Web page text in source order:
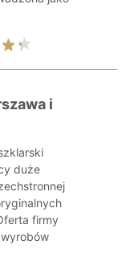
i
duże
firmy